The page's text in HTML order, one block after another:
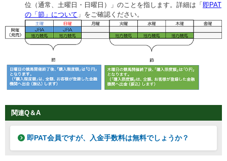
位（通常、土曜日・日曜日）」のことを指します。詳細は「 即PAT
の「節」について 」をご確認ください。
関連Q＆A
即PAT会員ですが、入金手数料は無料でしょうか？